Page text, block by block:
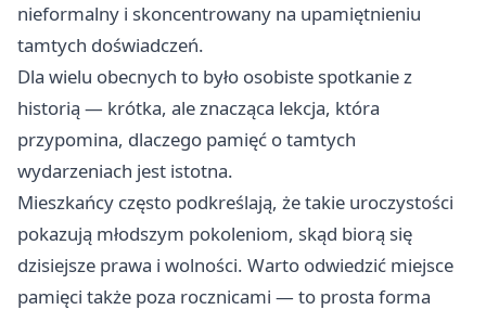
nieformalny i skoncentrowany na upamiętnieniu
tamtych doświadczeń.
Dla wielu obecnych to było osobiste spotkanie z
historią — krótka, ale znacząca lekcja, która
przypomina, dlaczego pamięć o tamtych
wydarzeniach jest istotna.
Mieszkańcy często podkreślają, że takie uroczystości
pokazują młodszym pokoleniom, skąd biorą się
dzisiejsze prawa i wolności. Warto odwiedzić miejsce
pamięci także poza rocznicami — to prosta forma